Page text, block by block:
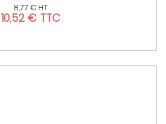
8,77 € HT
10,52 € TTC